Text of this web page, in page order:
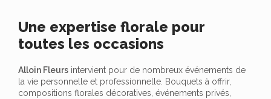
Une expertise florale pour
toutes les occasions
Alloin Fleurs intervient pour de nombreux événements de
la vie personnelle et professionnelle. Bouquets à offrir,
compositions florales décoratives, événements privés,